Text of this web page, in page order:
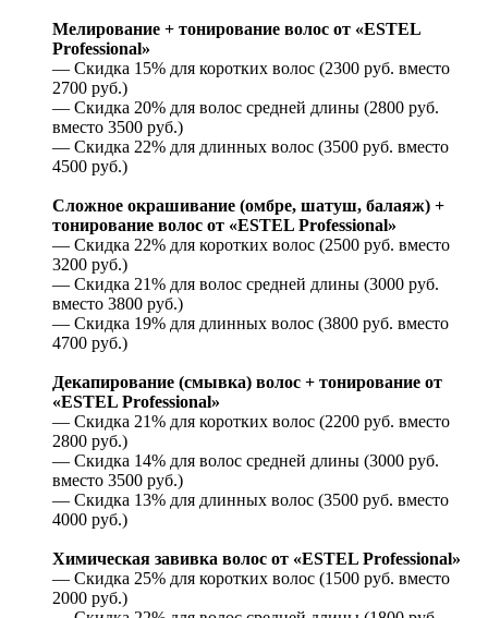
Мелирование + тонирование волос от «ESTEL
Professional»
— Скидка 15% для коротких волос (2300 руб. вместо
2700 руб.)
— Скидка 20% для волос средней длины (2800 руб.
вместо 3500 руб.)
— Скидка 22% для длинных волос (3500 руб. вместо
4500 руб.)
Сложное окрашивание (омбре, шатуш, балаяж) +
тонирование волос от «ESTEL Professional»
— Скидка 22% для коротких волос (2500 руб. вместо
3200 руб.)
— Скидка 21% для волос средней длины (3000 руб.
вместо 3800 руб.)
— Скидка 19% для длинных волос (3800 руб. вместо
4700 руб.)
Декапирование (смывка) волос + тонирование от
«ESTEL Professional»
— Скидка 21% для коротких волос (2200 руб. вместо
2800 руб.)
— Скидка 14% для волос средней длины (3000 руб.
вместо 3500 руб.)
— Скидка 13% для длинных волос (3500 руб. вместо
4000 руб.)
Химическая завивка волос от «ESTEL Professional»
— Скидка 25% для коротких волос (1500 руб. вместо
2000 руб.)